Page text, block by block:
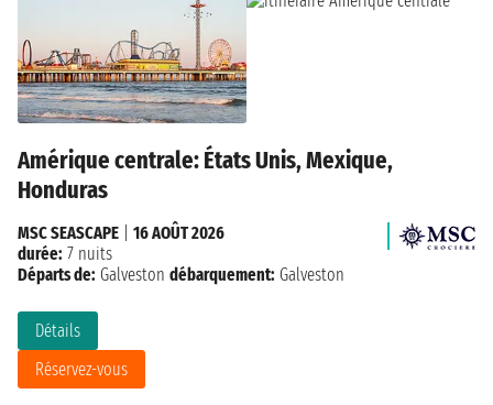
Amérique centrale: États Unis, Mexique,
Honduras
Détails
Réservez-vous
MSC SEASCAPE
16 AOÛT 2026
durée: 7 nuits
Départs de: Galveston débarquement: Galveston